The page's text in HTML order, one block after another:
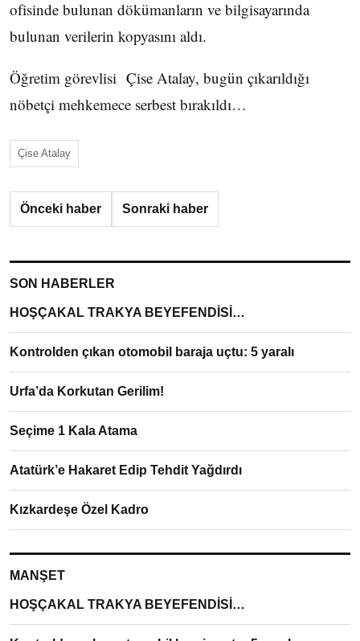
ofisinde bulunan dökümanların ve bilgisayarında
bulunan verilerin kopyasını aldı.
Öğretim görevlisi Çise Atalay, bugün çıkarıldığı
nöbetçi mehkemece serbest bırakıldı…
Çise Atalay
Önceki haber Sonraki haber
SON HABERLER
HOŞÇAKAL TRAKYA BEYEFENDİSİ…
Kontrolden çıkan otomobil baraja uçtu: 5 yaralı
Urfa’da Korkutan Gerilim!
Seçime 1 Kala Atama
Atatürk’e Hakaret Edip Tehdit Yağdırdı
Kızkardeşe Özel Kadro
MANŞET
HOŞÇAKAL TRAKYA BEYEFENDİSİ…